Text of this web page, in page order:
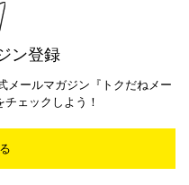
ン登録
メールマガジン『トクだねメー
ェックしよう！